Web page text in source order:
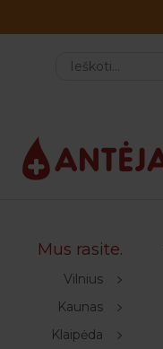
Mus rasite.
Vilnius
Kaunas
Klaipėda